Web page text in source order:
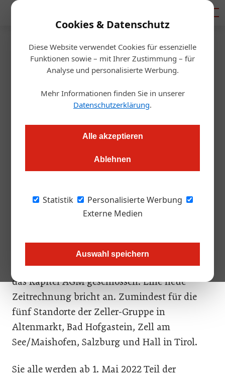
Cookies & Datenschutz
Diese Website verwendet Cookies für essenzielle
Funktionen sowie – mit Ihrer Zustimmung – für
Analyse und personalisierte Werbung.
Mehr Informationen finden Sie in unserer
Datenschutzerklärung.
Alle akzeptieren
Ablehnen
Statistik
Personalisierte Werbung
Externe Medien
Auswahl speichern
Startseite Handel
Gastro-Großhandel
Eurogast holt die AGM Zeller-
Gruppe ins Boot
Mit 1. Mai 2022 legt Eurogast zu und bekommt gleich fünf
Altenmarkt, Bad Hofgastein, Zell am See/Maishofen,
Salzburg sowie Hall in Tirol werden vollständige Mitglieder
Zeller Kaufleute haben die Marke AGM
gegründet. Heute, mehr als 50 Jahre später, ist
das Kapitel AGM geschlossen. Eine neue
Zeitrechnung bricht an. Zumindest für die
fünf Standorte der Zeller-Gruppe in
Altenmarkt, Bad Hofgastein, Zell am
See/Maishofen, Salzburg und Hall in Tirol.
Sie alle werden ab 1. Mai 2022 Teil der